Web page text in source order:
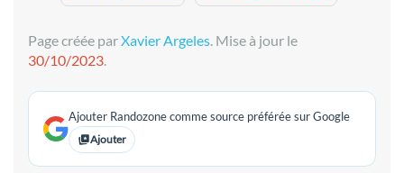
Page créée parXavier Argeles. Mise à jour le
30/10/2023.
Ajouter Randozone comme source préférée sur Google
Ajouter